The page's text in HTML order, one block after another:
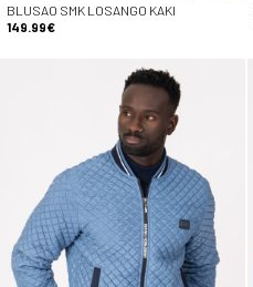
BLUSAO SMK LOSANGO KAKI
149.99€